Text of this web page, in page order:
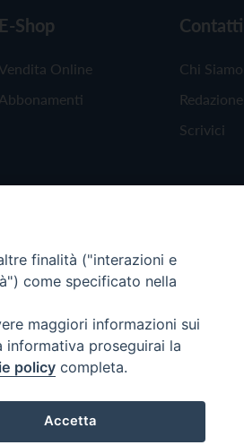
E-Shop
Vendita Online
Abbonamenti
Contatti
Chi Siamo
Redazione
Scrivici
finalità ("interazioni e
come specificato nella
maggiori informazioni sui
proseguirai la
policy completa.
Accetta